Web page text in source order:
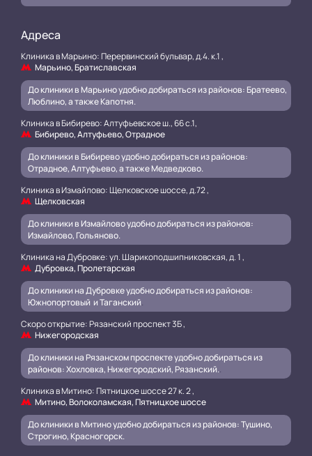
Адреса
Клиника в Марьино: Перервинский бульвар, д.4. к.1 ,
Марьино, Братиславская
До клиники в Марьино удобно добираться из районов: Братеево,
Люблино, а также Капотня.
Клиника в Бибирево: Алтуфьевское ш., 66 с.1,
Бибирево, Алтуфьево, Отрадное
До клиники в Бибирево удобно добираться из районов:
Отрадное, Алтуфьево, а также Медведково.
Клиника в Измайлово: Щелковское шоссе, д.72 ,
Щелковская
До клиники в Измайлово удобно добираться из районов:
Измайлово, Гольяново.
Клиника на Дубровке: ул. Шарикоподшипниковская, д. 1 ,
Дубровка, Пролетарская
До клиники на Дубровке удобно добираться из районов:
Южнопортовый и Таганский.
Скоро открытие: Рязанский проспект 3Б ,
Нижегородская
До клиники на Рязанском проспекте удобно добираться из
районов: Хохловка, Нижегородский, Рязанский..
Клиника в Митино: Пятницкое шоссе 27 к. 2 ,
Митино, Волоколамская, Пятницкое шоссе
До клиники в Митино удобно добираться из районов: Тушино,
Строгино, Красногорск.